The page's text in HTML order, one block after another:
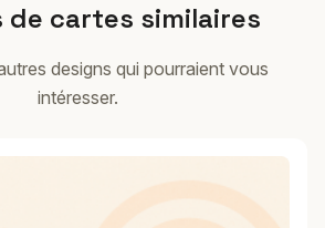
de cartes similaires
designs qui pourraient vous
intéresser.